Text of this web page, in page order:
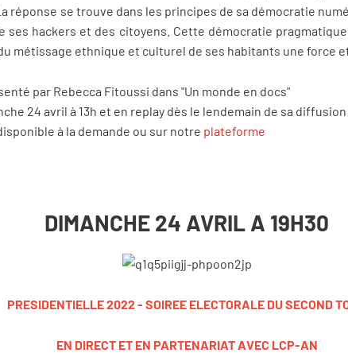
réponse se trouve dans les principes de sa démocratie
ses hackers et des citoyens. Cette démocratie
métissage ethnique et culturel de ses habitants une force
par Rebecca Fitoussi dans "Un monde en docs"
24 avril à 13h et en replay dès le lendemain de sa
à la demande ou sur notre plateforme
DIMANCHE 24 AVRIL A 19H30
PRESIDENTIELLE 2022 - SOIREE ELECTORALE DU SECOND
EN DIRECT ET EN PARTENARIAT AVEC LCP-AN